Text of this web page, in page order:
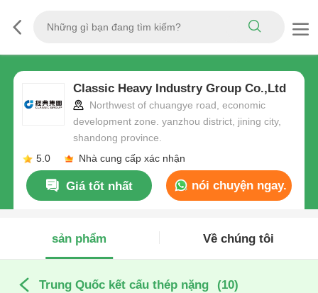
Classic Heavy Industry Group Co.,Ltd
Northwest of chuangye road, economic
development zone. yanzhou district, jining city,
shandong province.
5.0
Nhà cung cấp xác nhận
Giá tốt nhất nói chuyện ngay.
sản phẩm Về chúng tôi
Trung Quốc kết cấu thép nặng (10)